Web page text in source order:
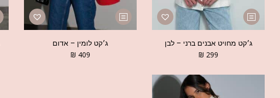
ג׳קט מחויט אבנים ברני – לבן
₪ 299
ג׳קט לומין – אדום
₪ 409